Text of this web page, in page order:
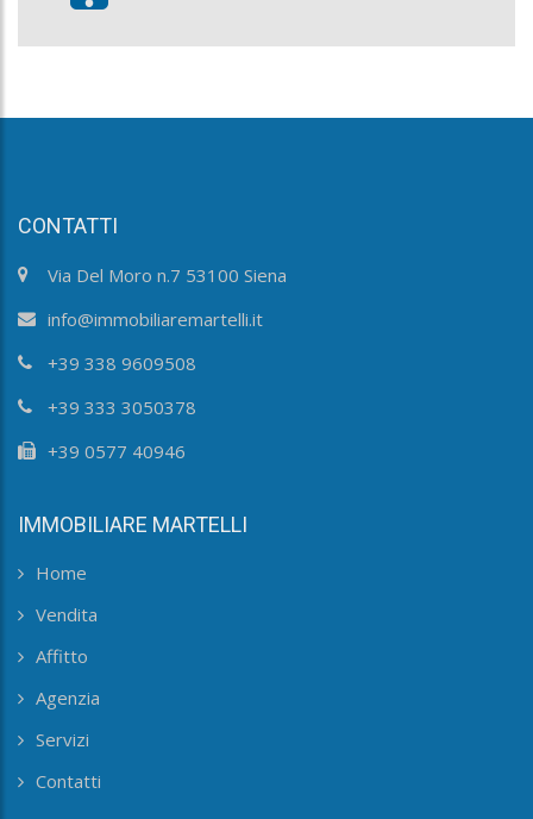
CONTATTI
Via Del Moro n.7 53100 Siena
info@immobiliaremartelli.it
+39 338 9609508
+39 333 3050378
+39 0577 40946
IMMOBILIARE MARTELLI
Home
Vendita
Affitto
Agenzia
Servizi
Contatti